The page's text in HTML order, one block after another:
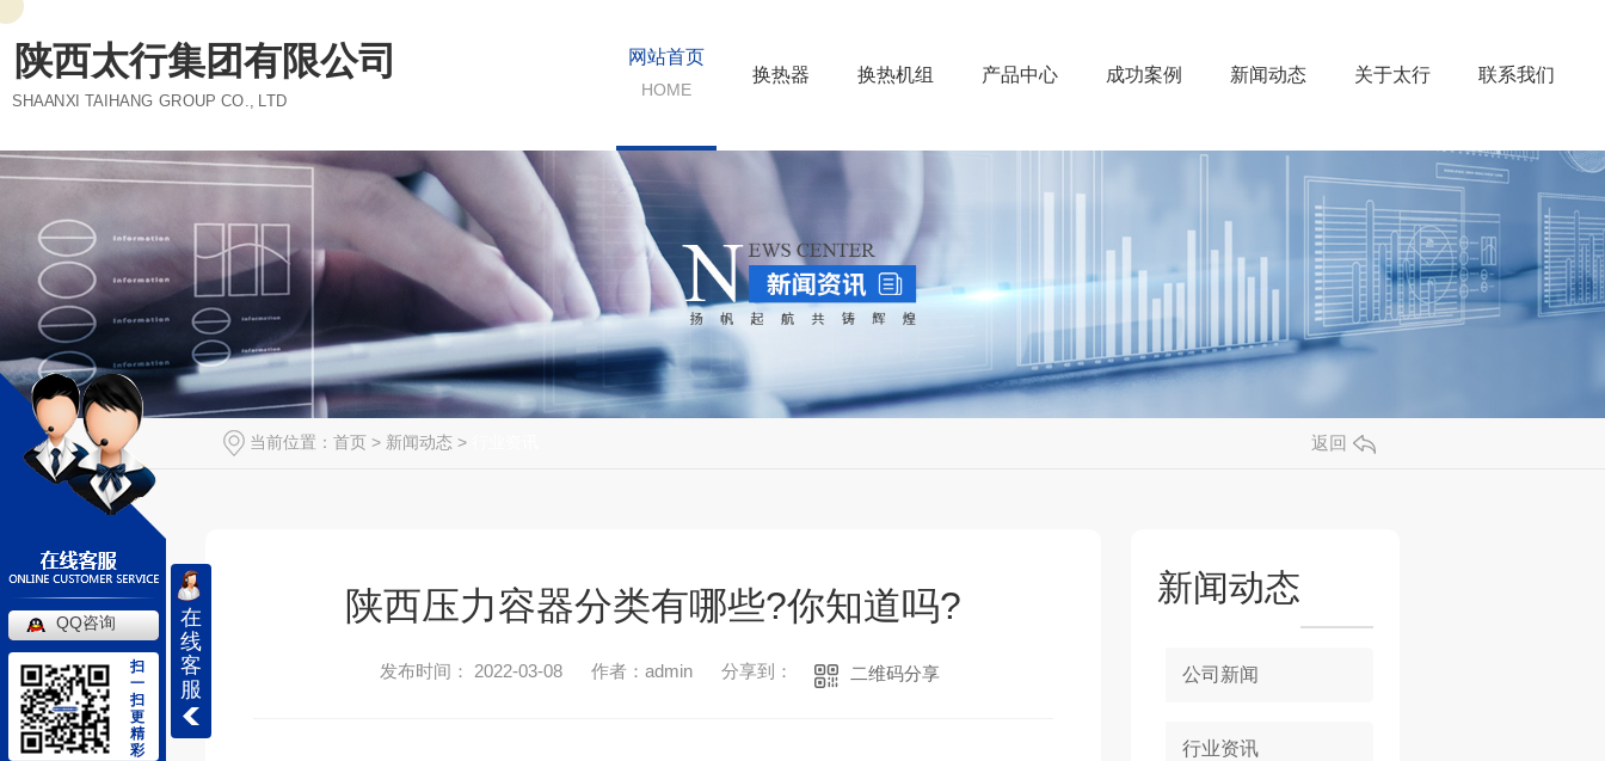
陕西太行集团有限公司
SHAANXI TAIHANG GROUP CO., LTD
网站首页
HOME
换热器 换热机组 产品中心 成功案例 新闻动态 关于太行 联系我们
当前位置： 首页 > 新闻动态 > 返回
陕西压力容器分类有哪些?你知道吗?
发布时间： 2022-03-08 作者：admin 分享到： 二维码分享
新闻动态
公司新闻
行业资讯
在
线
客
服
QQ咨询
扫
一
扫
更
精
彩